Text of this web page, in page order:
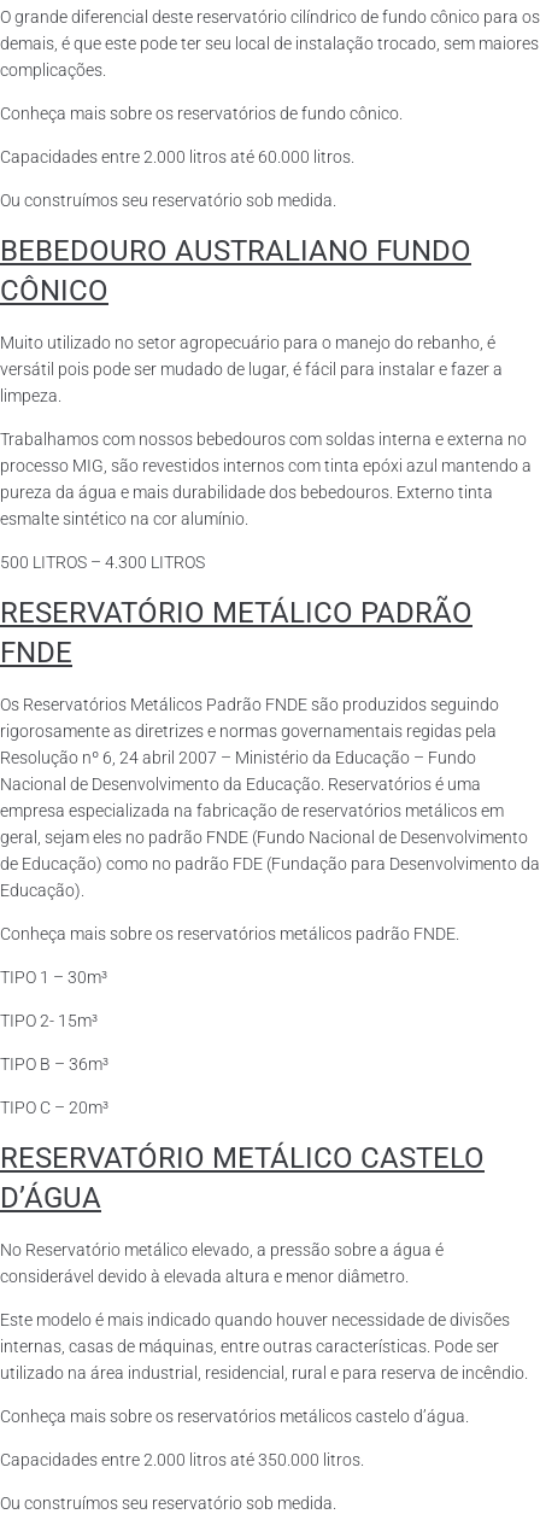
O grande diferencial deste reservatório cilíndrico de fundo cônico para os
demais, é que este pode ter seu local de instalação trocado, sem maiores
complicações.
Conheça mais sobre os reservatórios de fundo cônico.
Capacidades entre 2.000 litros até 60.000 litros.
Ou construímos seu reservatório sob medida.
BEBEDOURO AUSTRALIANO FUNDO
CÔNICO
Muito utilizado no setor agropecuário para o manejo do rebanho, é
versátil pois pode ser mudado de lugar, é fácil para instalar e fazer a
limpeza.
Trabalhamos com nossos bebedouros com soldas interna e externa no
processo MIG, são revestidos internos com tinta epóxi azul mantendo a
pureza da água e mais durabilidade dos bebedouros. Externo tinta
esmalte sintético na cor alumínio.
500 LITROS – 4.300 LITROS
RESERVATÓRIO METÁLICO PADRÃO
FNDE
Os Reservatórios Metálicos Padrão FNDE são produzidos seguindo
rigorosamente as diretrizes e normas governamentais regidas pela
Resolução nº 6, 24 abril 2007 – Ministério da Educação – Fundo
Nacional de Desenvolvimento da Educação. Reservatórios é uma
empresa especializada na fabricação de reservatórios metálicos em
geral, sejam eles no padrão FNDE (Fundo Nacional de Desenvolvimento
de Educação) como no padrão FDE (Fundação para Desenvolvimento da
Educação).
Conheça mais sobre os reservatórios metálicos padrão FNDE.
TIPO 1 – 30m³
TIPO 2- 15m³
TIPO B – 36m³
TIPO C – 20m³
RESERVATÓRIO METÁLICO CASTELO
D’ÁGUA
No Reservatório metálico elevado, a pressão sobre a água é
considerável devido à elevada altura e menor diâmetro.
Este modelo é mais indicado quando houver necessidade de divisões
internas, casas de máquinas, entre outras características. Pode ser
utilizado na área industrial, residencial, rural e para reserva de incêndio.
Conheça mais sobre os reservatórios metálicos castelo d’água.
Capacidades entre 2.000 litros até 350.000 litros.
Ou construímos seu reservatório sob medida.